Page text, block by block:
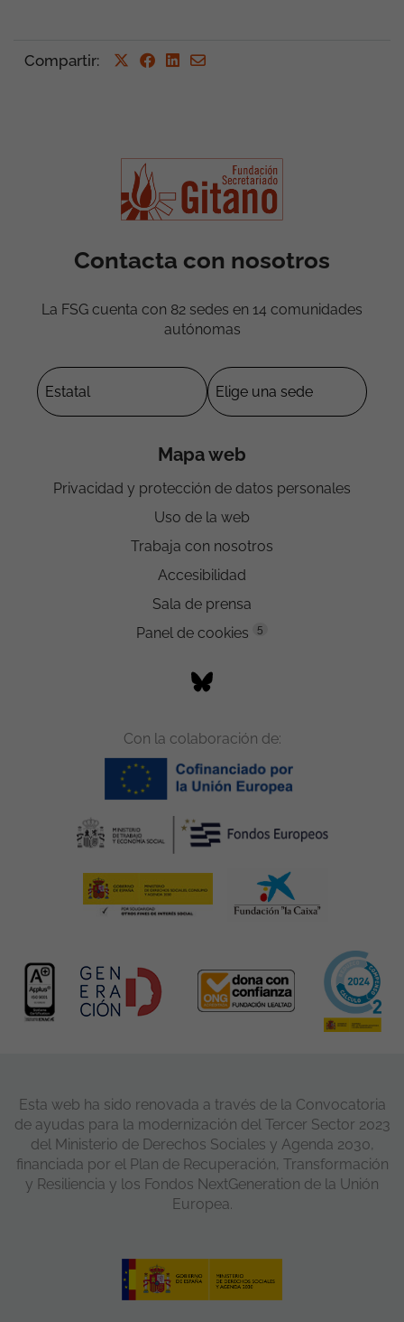
Compartir:
Contacta con nosotros
La FSG cuenta con 82 sedes en 14 comunidades
autónomas
Mapa web
Privacidad y protección de datos personales
Uso de la web
Trabaja con nosotros
Accesibilidad
Sala de prensa
Panel de cookies
5
Con la colaboración de:
Esta web ha sido renovada a través de la Convocatoria
de ayudas para la modernización del Tercer Sector 2023
del Ministerio de Derechos Sociales y Agenda 2030,
financiada por el Plan de Recuperación, Transformación
y Resiliencia y los Fondos NextGeneration de la Unión
Europea.